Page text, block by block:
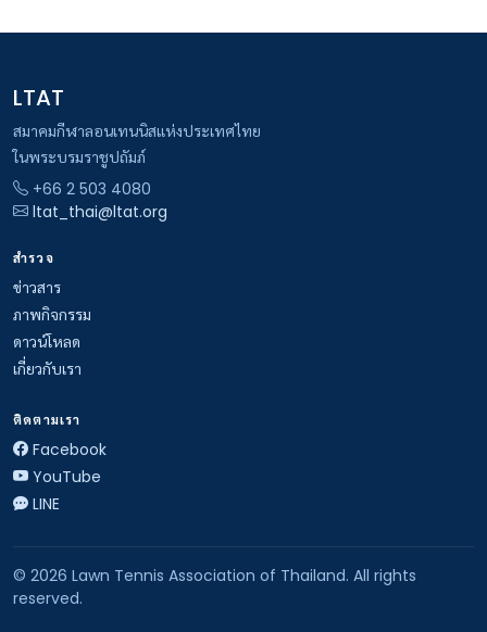
LTAT
สมาคมกีฬาลอนเทนนิสแห่งประเทศไทย
ในพระบรมราชูปถัมภ์
+66 2 503 4080
ltat_thai@ltat.org
สำรวจ
ข่าวสาร
ภาพกิจกรรม
ดาวน์โหลด
เกี่ยวกับเรา
ติดตามเรา
Facebook
YouTube
LINE
© 2026 Lawn Tennis Association of Thailand. All rights
reserved.